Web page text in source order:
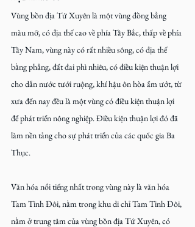
Vùng bồn địa Tứ Xuyên là một vùng đồng bằng
màu mỡ, có địa thế cao về phía Tây Bắc, thấp về phía
Tây Nam, vùng này có rất nhiều sông, có địa thế
bằng phẳng, đất đai phì nhiêu, có điều kiện thuận lợi
cho dẫn nước tưới ruộng, khí hậu ôn hòa ẩm ướt, từ
xưa đến nay đều là một vùng có điều kiện thuận lợi
để phát triển nông nghiệp. Điều kiện thuận lợi đó đã
làm nền tảng cho sự phát triển của các quốc gia Ba
Thục.
Văn hóa nổi tiếng nhất trong vùng này là văn hóa
Tam Tinh Đôi, nằm trong khu di chỉ Tam Tinh Đôi,
nằm ở trung tâm của vùng bồn địa Tứ Xuyên, có